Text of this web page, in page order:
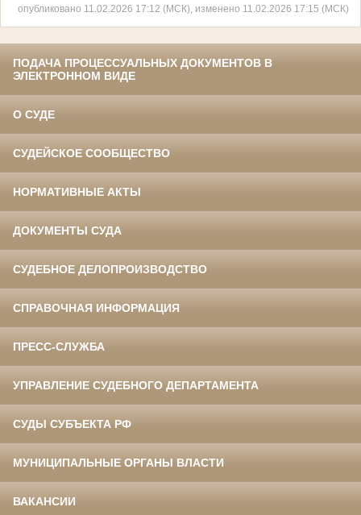
опубликовано 11.02.2026 17:12 (МСК), изменено 11.02.2026 17:15 (МСК)
ПОДАЧА ПРОЦЕССУАЛЬНЫХ ДОКУМЕНТОВ В
ЭЛЕКТРОННОМ ВИДЕ
О СУДЕ
СУДЕЙСКОЕ СООБЩЕСТВО
НОРМАТИВНЫЕ АКТЫ
ДОКУМЕНТЫ СУДА
СУДЕБНОЕ ДЕЛОПРОИЗВОДСТВО
СПРАВОЧНАЯ ИНФОРМАЦИЯ
ПРЕСС-СЛУЖБА
УПРАВЛЕНИЕ СУДЕБНОГО ДЕПАРТАМЕНТА
СУДЫ СУБЪЕКТА РФ
МУНИЦИПАЛЬНЫЕ ОРГАНЫ ВЛАСТИ
ВАКАНСИИ